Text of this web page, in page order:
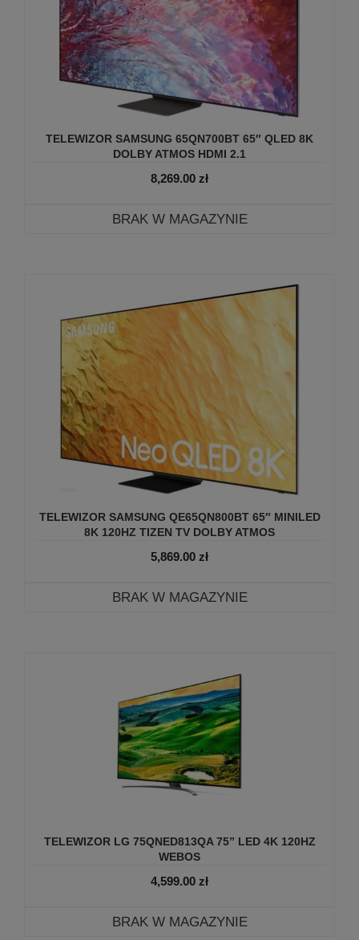
TELEWIZOR SAMSUNG 65QN700BT 65″ QLED 8K
DOLBY ATMOS HDMI 2.1
8,269.00 zł
BRAK W MAGAZYNIE
TELEWIZOR SAMSUNG QE65QN800BT 65″ MINILED
8K 120HZ TIZEN TV DOLBY ATMOS
5,869.00 zł
BRAK W MAGAZYNIE
TELEWIZOR LG 75QNED813QA 75” LED 4K 120HZ
WEBOS
4,599.00 zł
BRAK W MAGAZYNIE